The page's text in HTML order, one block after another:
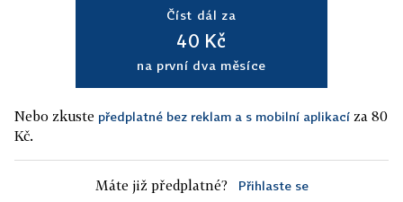
Číst dál za
40 Kč
na první dva měsíce
Nebo zkuste předplatné bez reklam a s mobilní aplikací za 80
Kč.
Máte již předplatné? Přihlaste se